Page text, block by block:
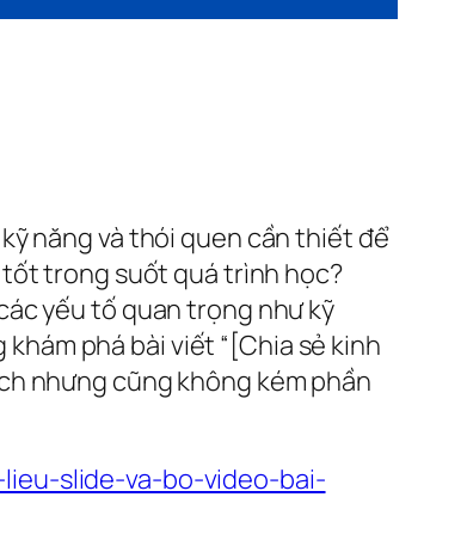
năng và thói quen cần thiết để
trong suốt quá trình học?
yếu tố quan trọng như kỹ
phá bài viết “[Chia sẻ kinh
nhưng cũng không kém phần
slide-va-bo-video-bai-